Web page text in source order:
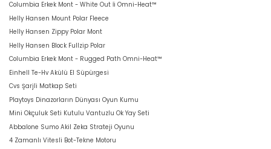
Columbia Erkek Mont - White Out İi Omni-Heat™
Helly Hansen Mount Polar Fleece
Helly Hansen Zippy Polar Mont
Helly Hansen Block Fullzip Polar
Columbia Erkek Mont - Rugged Path Omni-Heat™
Einhell Te-Hv Akülü El Süpürgesi
Cvs Şarjli Matkap Seti
Playtoys Dinazorların Dünyası Oyun Kumu
Mini Okçuluk Seti Kutulu Vantuzlu Ok Yay Seti
Abbalone Sumo Akil Zeka Strateji Oyunu
4 Zamanlı Vitesli Bot-Tekne Motoru